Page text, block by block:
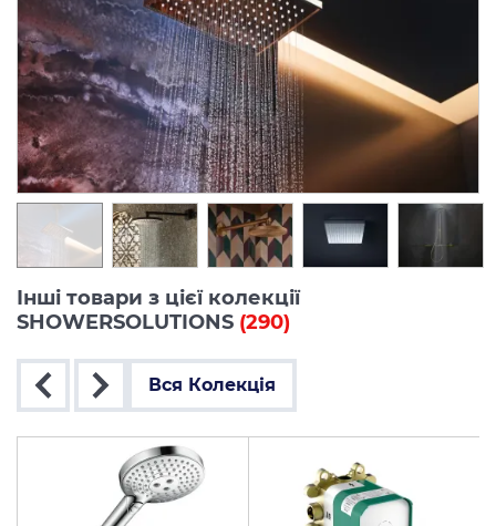
Інші товари з цієї колекції
SHOWERSOLUTIONS (290)
Вся Колекція